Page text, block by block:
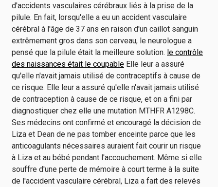
d'accidents vasculaires cérébraux liés à la prise de la
pilule. En fait, lorsqu'elle a eu un accident vasculaire
cérébral à l'âge de 37 ans en raison d'un caillot sanguin
extrêmement gros dans son cerveau, le neurologue a
pensé que la pilule était la meilleure solution. le contrôle
des naissances était le coupable Elle leur a assuré
qu'elle n'avait jamais utilisé de contraceptifs à cause de
ce risque. Elle leur a assuré qu'elle n'avait jamais utilisé
de contraception à cause de ce risque, et on a fini par
diagnostiquer chez elle une mutation MTHFR A1298C.
Ses médecins ont confirmé et encouragé la décision de
Liza et Dean de ne pas tomber enceinte parce que les
anticoagulants nécessaires auraient fait courir un risque
à Liza et au bébé pendant l'accouchement. Même si elle
souffre d'une perte de mémoire à court terme à la suite
de l'accident vasculaire cérébral, Liza a fait des relevés